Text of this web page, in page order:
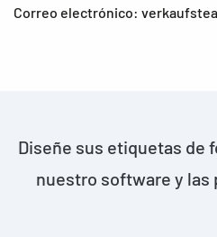
Correo electrónico:
Diseñe sus etiquetas de
nuestro software y las